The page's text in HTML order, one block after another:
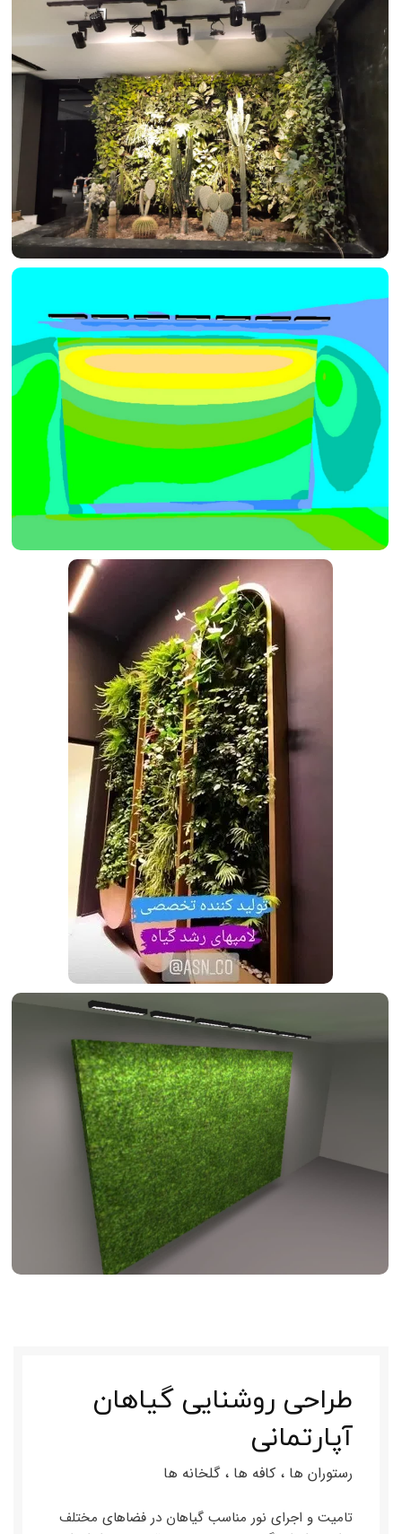
طراحی روشنایی گیاهان
آپارتمانی
رستوران ها ، کافه ها ، گلخانه ها
تامیت و اجرای نور مناسب گیاهان در فضاهای مختلف